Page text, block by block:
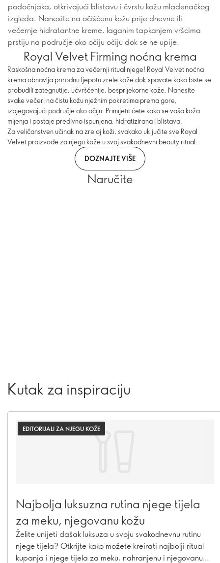
podočnjaka, otkrivajući blistavu i čvrstu kožu mladenačkog
izgleda. Nanesite na očišćenu kožu prije dnevne ili
večernje hidratantne kreme, laganim tapkanjem vršcima
prstiju na područje oko očiju očiju dok se ne upije.
Royal Velvet Firming noćna krema
Raskošna noćna krema za večernji ritual njege! Royal Velvet noćna
krema obnavlja prirodnu ljepotu zrele kože dok spavate kako biste se
probudili zategnutije, učvršćenije, besprijekorne kože. Nanesite
svake večeri na čistu kožu nježnim pokretima prema gore,
izbjegavajući područje oko očiju. Primijetit ćete kako se vaša koža
mijenja i postaje predivno ispunjena, hidratizirana i blistava.
Za veličanstven učinak na zreloj koži, svakako uključite sve Royal
Velvet proizvode za njegu kože u svoj svakodnevni beauty ritual.
DOZNAJTE VIŠE
Naručite
Kutak za inspiraciju
EDITORIJALI ZA NJEGU KOŽE
Najbolja luksuzna rutina njege tijela
za meku, njegovanu kožu
Želite unijeti dašak luksuza u svoju svakodnevnu rutinu
njege tijela? Otkrijte kako možete kreirati najbolji ritual
kupanja i njege tijela za meku, nahranjenu i njegovanu